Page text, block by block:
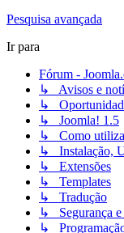
Pesquisa avançada
Ir para
Fórum -
↳ Avisos e
↳
↳ Joomla! 1.5
↳ Como
↳ Instalação,
↳ Extensões
↳ Templates
↳ Tradução
↳ Segurança e
↳